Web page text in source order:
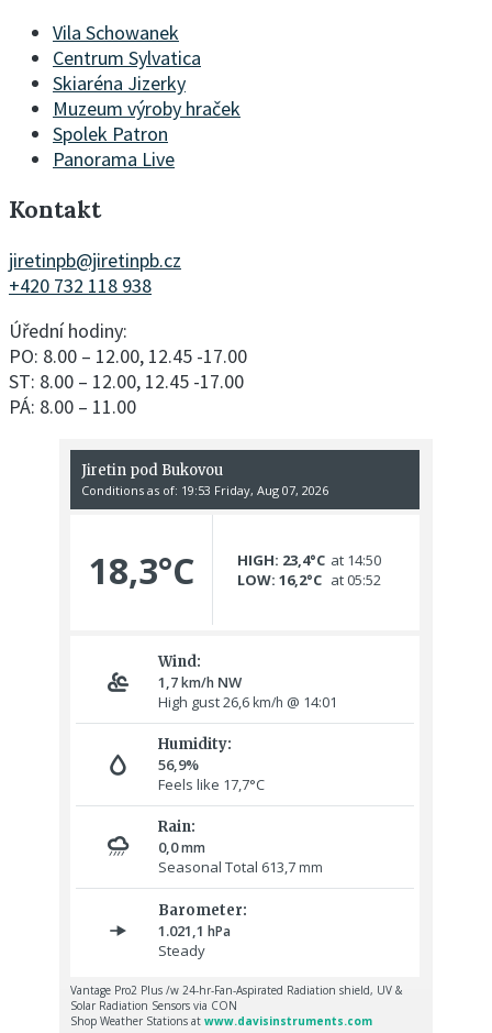
Vila Schowanek
Centrum Sylvatica
Skiaréna Jizerky
Muzeum výroby hraček
Spolek Patron
Panorama Live
Kontakt
jiretinpb@jiretinpb.cz
+420 732 118 938
Úřední hodiny:
PO: 8.00 – 12.00, 12.45 -17.00
ST: 8.00 – 12.00, 12.45 -17.00
PÁ: 8.00 – 11.00